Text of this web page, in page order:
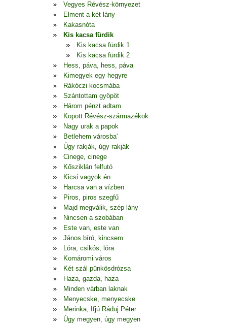
Vegyes Révész-környezet
Elment a két lány
Kakasnóta
Kis kacsa fürdik
Kis kacsa fürdik 1
Kis kacsa fürdik 2
Hess, páva, hess, páva
Kimegyek egy hegyre
Rákóczi kocsmába
Szántottam gyöpöt
Három pénzt adtam
Kopott Révész-származékok
Nagy urak a papok
Betlehem városba'
Úgy rakják, úgy rakják
Cinege, cinege
Kősziklán felfutó
Kicsi vagyok én
Harcsa van a vízben
Piros, piros szegfű
Majd megválik, szép lány
Nincsen a szobában
Este van, este van
János bíró, kincsem
Lóra, csikós, lóra
Komáromi város
Két szál pünkösdrózsa
Haza, gazda, haza
Minden várban laknak
Menyecske, menyecske
Merinka; Ifjú Ráduj Péter
Úgy megyen, úgy megyen